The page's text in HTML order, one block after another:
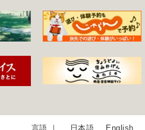
日本語 English